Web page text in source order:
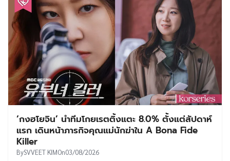
‘กงฮโยจิน’ นำทีมโกยเรตติ้งแตะ 8.0% ตั้งแต่สัปดาห์
แรก เดินหน้าภารกิจคุณแม่นักฆ่าใน A Bona Fide
Killer
BySVVEET KIMOn03/08/2026